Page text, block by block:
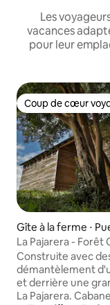
Les
vacances
pour leur
Coup de cœur
Coup de cœur
Gîte à la ferme ⋅
sLa Pajarera - Forêt
Construite avec
démantèlement
et derrière une
La Pajarera.